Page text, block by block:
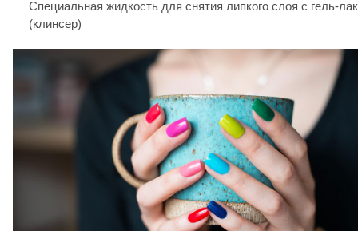
Специальная жидкость для снятия липкого слоя с гель-
(клинсер)